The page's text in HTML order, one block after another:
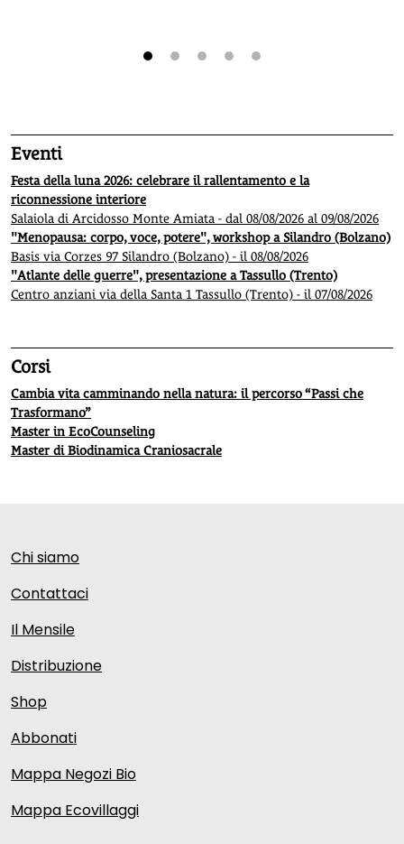
Eventi
Festa della luna 2026: celebrare il rallentamento e la
riconnessione interiore
Salaiola di Arcidosso Monte Amiata - dal 08/08/2026 al 09/08/2026
"Menopausa: corpo, voce, potere", workshop a Silandro (Bolzano)
Basis via Corzes 97 Silandro (Bolzano) - il 08/08/2026
"Atlante delle guerre", presentazione a Tassullo (Trento)
Centro anziani via della Santa 1 Tassullo (Trento) - il 07/08/2026
Corsi
Cambia vita camminando nella natura: il percorso “Passi che
Trasformano”
Master in EcoCounseling
Master di Biodinamica Craniosacrale
Chi siamo
Contattaci
Il Mensile
Distribuzione
Shop
Abbonati
Mappa Negozi Bio
Mappa Ecovillaggi